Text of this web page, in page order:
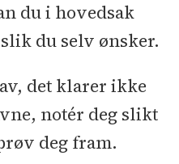
du i hovedsak
du selv ønsker.
det klarer ikke
notér deg slikt
deg fram.